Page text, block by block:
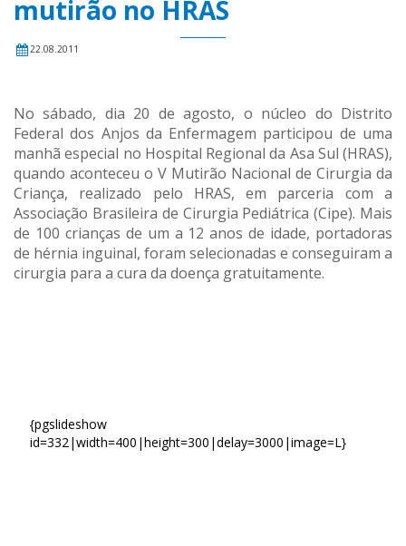
mutirão no HRAS
22.08.2011
No sábado, dia 20 de agosto, o núcleo do Distrito
Federal dos Anjos da Enfermagem participou de uma
manhã especial no Hospital Regional da Asa Sul (HRAS),
quando aconteceu o V Mutirão Nacional de Cirurgia da
Criança, realizado pelo HRAS, em parceria com a
Associação Brasileira de Cirurgia Pediátrica (Cipe). Mais
de 100 crianças de um a 12 anos de idade, portadoras
de hérnia inguinal, foram selecionadas e conseguiram a
cirurgia para a cura da doença gratuitamente.
{pgslideshow
id=332|width=400|height=300|delay=3000|image=L}